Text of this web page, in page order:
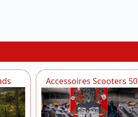
Accessoires Scooters 50